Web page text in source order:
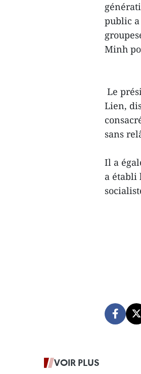
public a
Minh
Le
Lien,
sans
Il a
a établi
VOIR PLUS